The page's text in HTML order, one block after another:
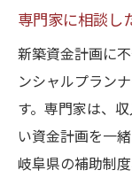
専門家に相談し
新築資金計画に
ンシャルプラン
す。専門家は、
い資金計画を一
岐阜県の補助制